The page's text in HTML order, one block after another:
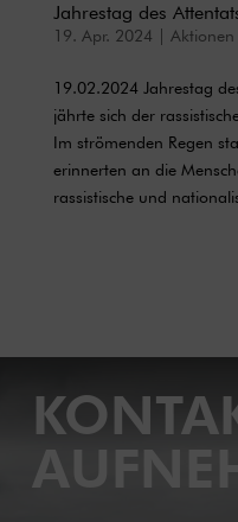
Jahrestag des
19. Apr. 2024 Aktionen
19.02.2024 Jahrestag
jährte sich der
Im strömenden Regen
erinnerten an die
rassistische und